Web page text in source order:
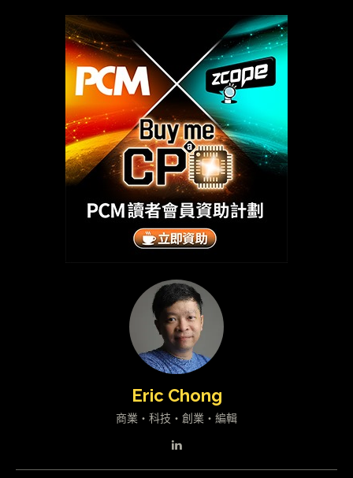
Eric Chong
商業・科技・創業・編輯